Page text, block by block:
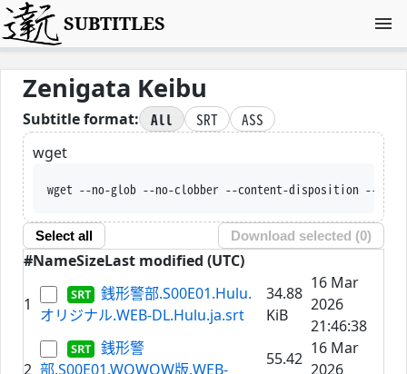
SUBTITLES
Zenigata Keibu
Subtitle format: All SRT
ASS
wget
wget --no-glob --no-clobber --content-disposition --trust-server-
Select all Download selected (0)
#NameSizeLast modified (UTC)
1
銭形警部.S00E01.Hulu.
オリジナル.WEB-DL.Hulu.ja.srt
34.88
KiB
16 Mar
2026
21:46:38
2
銭形警
部.S00E01.WOWOW版.WEB-
55.42
16 Mar
2026